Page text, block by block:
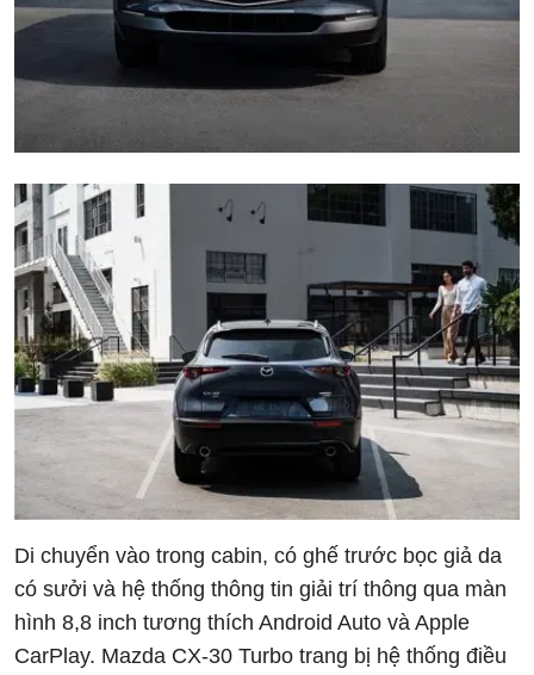
Di chuyển vào trong cabin, có ghế trước bọc giả da
có sưởi và hệ thống thông tin giải trí thông qua màn
hình 8,8 inch tương thích Android Auto và Apple
CarPlay. Mazda CX-30 Turbo trang bị hệ thống điều